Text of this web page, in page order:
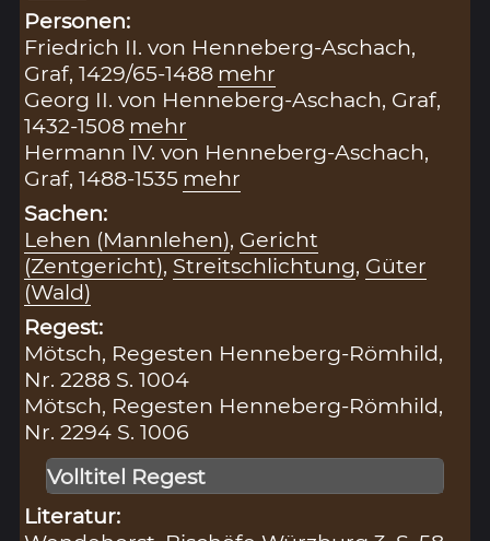
Personen:
Friedrich II. von Henneberg-Aschach,
Graf, 1429/65-1488 mehr
Georg II. von Henneberg-Aschach, Graf,
1432-1508 mehr
Hermann IV. von Henneberg-Aschach,
Graf, 1488-1535 mehr
Sachen:
Lehen (Mannlehen), Gericht
(Zentgericht), Streitschlichtung, Güter
(Wald)
Regest:
Mötsch, Regesten Henneberg-Römhild,
Nr. 2288 S. 1004
Mötsch, Regesten Henneberg-Römhild,
Nr. 2294 S. 1006
Volltitel Regest
Literatur: